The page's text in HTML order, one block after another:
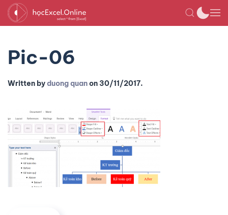
Pic-06
Written byduong quanon 30/11/2017.